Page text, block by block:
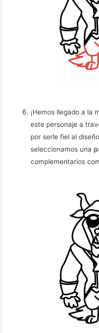
¡Hemos llegado a la
este personaje a
por serle fiel al
seleccionamos una
complementarios